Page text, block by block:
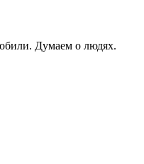
Думаем о людях.